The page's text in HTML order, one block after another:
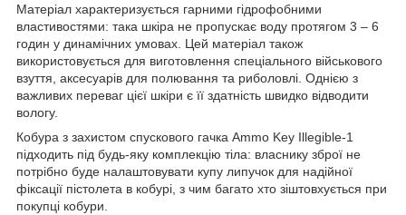
Матеріал характеризується гарними гідрофобними
властивостями: така шкіра не пропускає воду протягом 3 – 6
годин у динамічних умовах. Цей матеріал також
використовується для виготовлення спеціального військового
взуття, аксесуарів для полювання та риболовлі. Однією з
важливих переваг цієї шкіри є її здатність швидко відводити
вологу.
Кобура з захистом спускового гачка Ammo Key Illegible-1
підходить під будь-яку комплекцію тіла: власнику зброї не
потрібно буде налаштовувати купу липучок для надійної
фіксації пістолета в кобурі, з чим багато хто зіштовхується при
покупці кобури.